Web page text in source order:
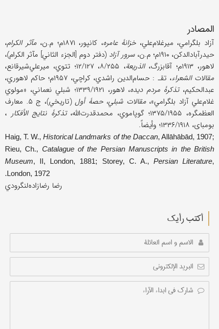
المصادر
آزاد بلگرامي، میرغلام‌علي،خزانۀ عامره، کانپور، ۱۸۷۱م؛ م.ن، مآثر الکرام،
حیدرآباد‌الدکن، ۱۹۱۰م؛ م.ن،
سرور آزاد(دفتر دوم [الجزء الثاني] مآثر الکرام)،
لاهور، ۱۹۱۳م؛ آقابزرگ،
الذریعة، ۸/۲۵۵، ۱۲/۱۲۷؛ تتوي، میرعلي‌شیرقانع،
مقالات الشعراء
، تقـ : حسام‌الدین راشدي، کراچي، ۱۹۵۷م؛ حاکم لاهوري،
عبدالحکیم،تذکرۀ مردم دیده
، لاهور، ۱۳۳۹/۱۹۲۱؛ شبلي نعماني، «مولوي
غلام‌علي آزاد بلگرامي»،مقالات شبلي، حصۀ أول
(تاریخي)، ج ۵. معارف
العظمگره، ۱۳۷۵/۱۹۵۵؛ گوپاموي، محمدقدرت‌اللَّه،
تذکرۀ نتایج الأفکار ،
بومبای، ۱۳۳۶/۱۹۱۸؛ وأیضاً.
Haig, T. W.,Historical Landmarks of the Daccan, Allāhābād, 1907;
Rieu, Ch., Catalague of the Persian Manuscripts in the British
Museum, II, London, 1881; Storey, C. A., Persian Literature,
London, 1972.
رضا رضازاده‌لنگرودي
أکتب رأیك